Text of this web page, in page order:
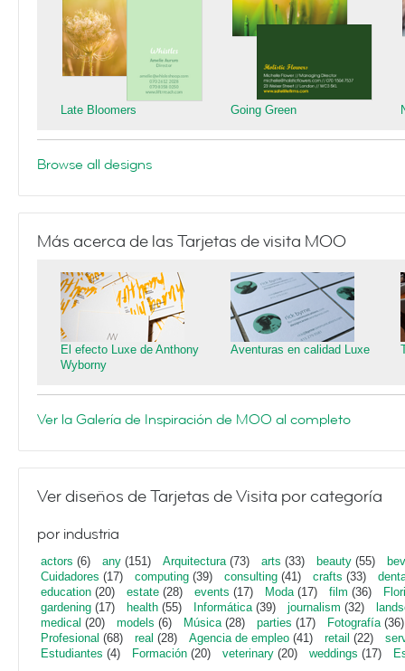
Late Bloomers Going Green
Browse all designs
Más acerca de las Tarjetas de visita MOO
El efecto Luxe de Anthony
Wyborny
Aventuras en calidad Luxe
Ver la Galería de Inspiración de MOO al completo
Ver diseños de Tarjetas de Visita por categoría
por industria
actors (6) any (151) Arquitectura(73) arts (33) beauty (55)
Cuidadores (17) computing (39) consulting (41) crafts (33)
education (20) estate (28) events (17) Moda(17) film (36)
gardening (17) health (55) Informática(39) journalism (32)
medical (20) models (6) Música(28) parties (17) Fotografía(36)
Profesional (68) real (28) Agencia de empleo (41) retail (22)
Estudiantes (4) Formación (20) veterinary (20) weddings (17)